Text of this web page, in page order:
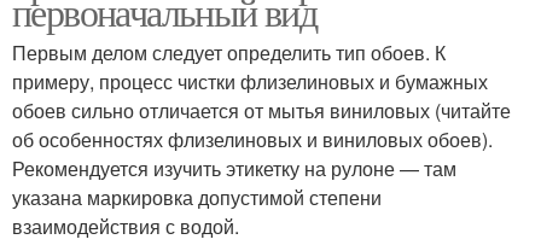
первоначальный вид
Первым делом следует определить тип обоев. К
примеру, процесс чистки флизелиновых и бумажных
обоев сильно отличается от мытья виниловых (читайте
об особенностях флизелиновых и виниловых обоев).
Рекомендуется изучить этикетку на рулоне — там
указана маркировка допустимой степени
взаимодействия с водой.